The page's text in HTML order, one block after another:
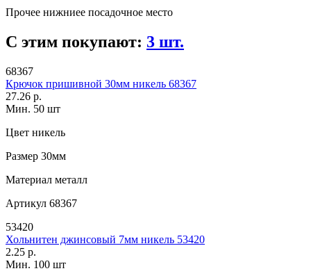
Прочее нижниее посадочное место
С этим покупают: 3 шт.
68367
Крючок пришивной 30мм никель 68367
27.26 р.
Мин. 50 шт
Цвет никель
Размер 30мм
Материал металл
Артикул 68367
53420
Хольнитен джинсовый 7мм никель 53420
2.25 р.
Мин. 100 шт